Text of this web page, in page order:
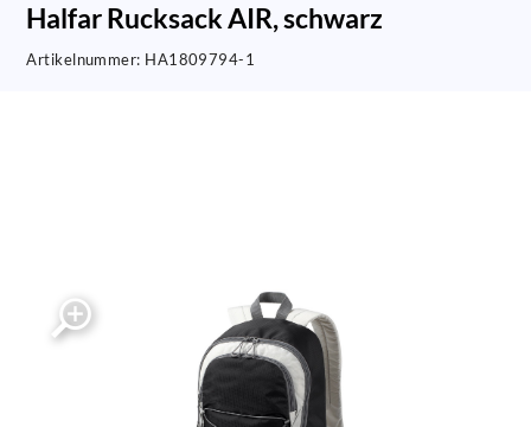
Halfar Rucksack AIR, schwarz
Artikelnummer: HA1809794-1